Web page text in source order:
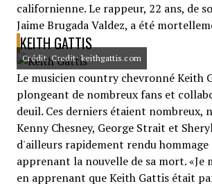
californienne. Le rappeur, 22 ans, de
Jaime Brugada Valdez, a été
KEITH GATTIS
Crédit: Credit: keithgattis.com
Le musicien country chevronné Keith
plongeant de nombreux fans et
deuil. Ces derniers étaient nombreux,
Kenny Chesney, George Strait et
d'ailleurs rapidement rendu hommage
apprenant la nouvelle de sa mort. «Je
en apprenant que Keith Gattis était